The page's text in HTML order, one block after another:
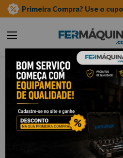
Primeira Compra? Use o
injeção eletrônica
instrumentos para medidas